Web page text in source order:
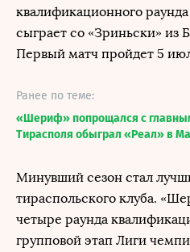
квалификационного
сыграет со «Зриньски» из
Первый матч пройдет 5
Ранее по теме:
«Шериф» попрощался с
Тирасполя обыграл «Реал» в
Минувший сезон стал
тираспольского клуба.
четыре раунда
групповой этап Лиги